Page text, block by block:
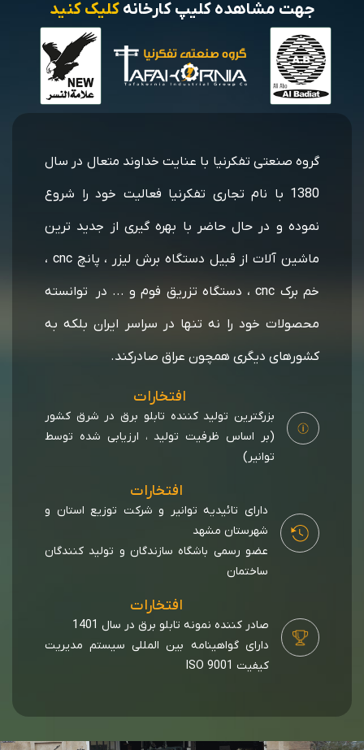
جهت مشاهده کلیپ کارخانهکلیک کنید
گروه صنعتی تفکرنیا با عنایت خداوند متعال در سال
1380 با نام تجاری تفکرنیا فعالیت خود را شروع
نموده و در حال حاضر با بهره گیری از جدید ترین
ماشین آلات از قبیل دستگاه برش لیزر ، پانچ cnc ،
خم برک cnc ، دستگاه تزریق فوم و ... در توانسته
محصولات خود را نه تنها در سراسر ایران بلکه به
کشورهای دیگری همچون عراق صادرکند.
افتخارات
بزرگترین تولید کننده تابلو برق در شرق کشور
(بر اساس ظرفیت تولید ، ارزیابی شده توسط
توانیر)
افتخارات
دارای تائیدیه توانیر و شرکت توزیع استان و
شهرستان مشهد
عضو رسمی باشگاه سازندگان و تولید کنندگان
ساختمان
افتخارات
صادر کننده نمونه تابلو برق در سال 1401
دارای گواهینامه بین المللی سیستم مدیریت
کیفیت ISO 9001